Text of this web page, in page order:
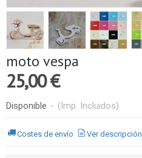
moto vespa
25,00 €
Disponible - (Imp. Incluidos)
Costes de envío Ver descripción